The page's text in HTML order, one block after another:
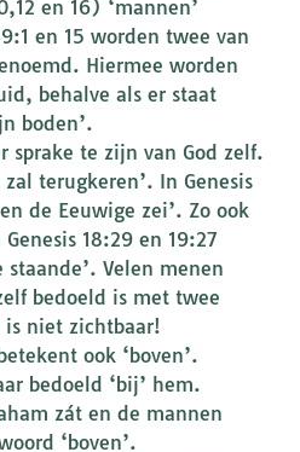
en 16) ‘mannen’
en 15 worden twee van
Hiermee worden
behalve als er staat
boden’.
sprake te zijn van God zelf.
terugkeren’. In Genesis
de Eeuwige zei’. Zo ook
18:29 en 19:27
staande’. Velen menen
bedoeld is met twee
is niet zichtbaar!
ook ‘boven’.
bedoeld ‘bij’ hem.
zát en de mannen
‘boven’.